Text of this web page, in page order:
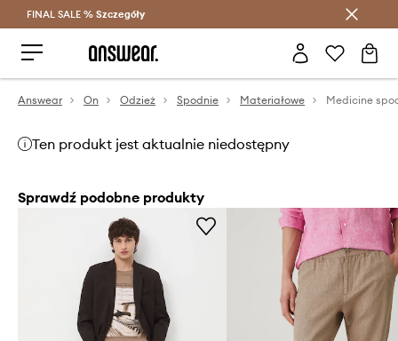
Oszczędzaj z Answear Club >
FINAL SALE % Szczegóły
Answear On Odzież Spodnie Materiałowe Medicine
Ten produkt jest aktualnie niedostępny
Sprawdź podobne produkty